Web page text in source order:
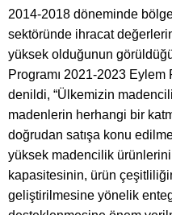
2014-2018 döneminde
sektöründe ihracat
yüksek olduğunun
Programı 2021-2023 Eylem
denildi, “Ülkemizin
madenlerin herhangi bir
doğrudan satışa konu
yüksek madencilik
kapasitesinin, ürün
geliştirilmesine yönelik